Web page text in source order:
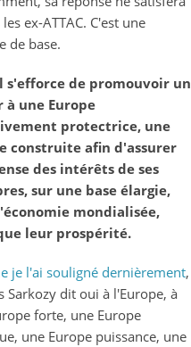
ex-ATTAC. C'est une
de base.
s'efforce de promouvoir un
à une Europe
protectrice, une
construite afin d'assurer
des intérêts de ses
sur une base élargie,
mondialisée,
leur prospérité.
je l'ai souligné dernièrement,
Sarkozy dit oui à l'Europe, à
forte, une Europe
une Europe puissance, une